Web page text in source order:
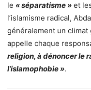
le « séparatisme » et
l’islamisme radical,
généralement un climat
appelle chaque
religion, à dénoncer le
l’islamophobie ».